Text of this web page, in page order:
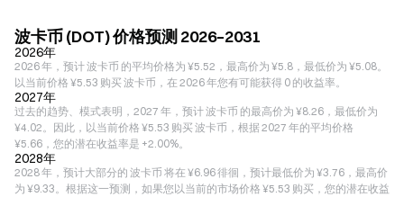
波卡币 (DOT) 价格预测 2026–2031
2026年
2026 年，预计 波卡币 的平均价格为 ¥5.52，最高价为 ¥5.8，最低价为 ¥5.08。
以当前价格 ¥5.53 购买 波卡币，在 2026 年您有可能获得 0 的收益率。
2027年
过去的趋势、模式表明，2027 年，预计 波卡币 的最高价为 ¥8.26，最低价为
¥4.02。因此，以当前价格 ¥5.53 购买 波卡币，根据 2027 年的平均价格
¥5.66，您的潜在收益率是 +2.00%。
2028年
2028 年，预计大部分的 波卡币 将在 ¥6.96 徘徊，预计最低价为 ¥3.76，最高价
为 ¥9.33。根据这一预测，如果您以当前的市场价格 ¥5.53 购买，您的潜在收益